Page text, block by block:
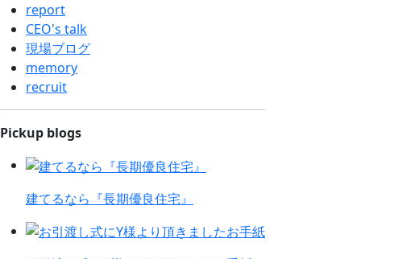
report
CEO's talk
現場ブログ
memory
recruit
Pickup blogs
建てるなら『長期優良住宅』